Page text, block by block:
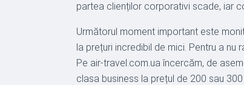
partea clienților corporativi scade, iar
Următorul moment important este
la prețuri incredibil de mici. Pentru a
Pe air-travel.com.ua încercăm, de
clasa business la prețul de 200 sau